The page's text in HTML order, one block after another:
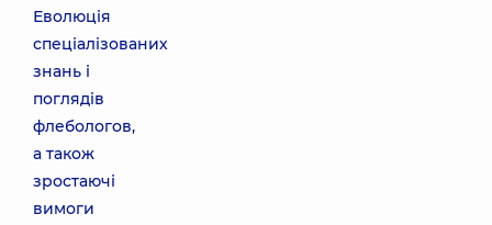
Еволюція
спеціалізованих
знань і
поглядів
флебологов,
а також
зростаючі
вимоги